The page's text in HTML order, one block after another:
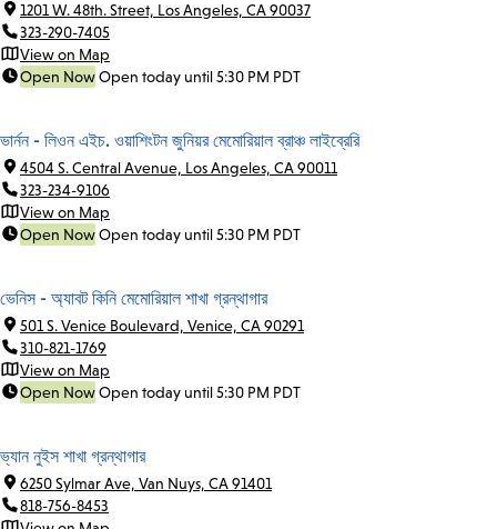
1201 W. 48th. Street, Los Angeles, CA 90037
323-290-7405
View on Map
Open NowOpen today until 5:30 PM PDT
ভার্নন - লিওন এইচ. ওয়াশিংটন জুনিয়র মেমোরিয়াল ব্রাঞ্চ লাইব্রেরি
4504 S. Central Avenue, Los Angeles, CA 90011
323-234-9106
View on Map
Open NowOpen today until 5:30 PM PDT
ভেনিস - অ্যাবট কিনি মেমোরিয়াল শাখা গ্রন্থাগার
501 S. Venice Boulevard, Venice, CA 90291
310-821-1769
View on Map
Open NowOpen today until 5:30 PM PDT
ভ্যান নুইস শাখা গ্রন্থাগার
6250 Sylmar Ave, Van Nuys, CA 91401
818-756-8453